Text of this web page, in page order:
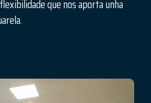
que nos aporta unha